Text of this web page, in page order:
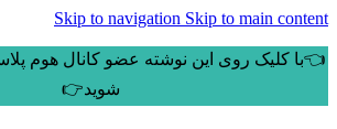
Skip to navigation Skip to main content
👈با کلیک روی این نوشته عضو کانال هوم
شوید👉